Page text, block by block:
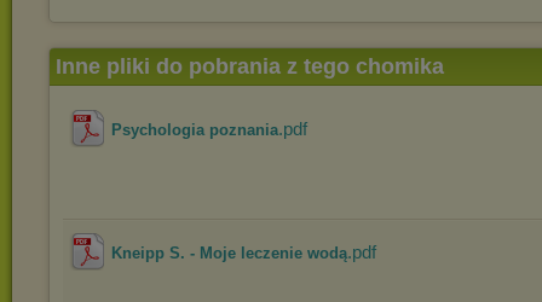
Inne pliki do pobrania z tego chomika
Psychologia poznania.pdf
Kneipp S. - Moje leczenie wodą.pdf